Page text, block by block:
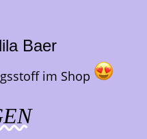
Baer
im Shop